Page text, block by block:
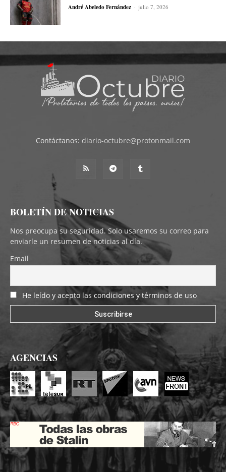
André Abeledo Fernández - julio 7, 2026
Contáctanos: diario-octubre@protonmail.com
BOLETÍN DE NOTICIAS
Nos preocupa su seguridad. Solo usaremos su correo para
enviarle un resumen de noticias al día.
Email
He leído y acepto las condiciones y términos de uso
AGENCIAS